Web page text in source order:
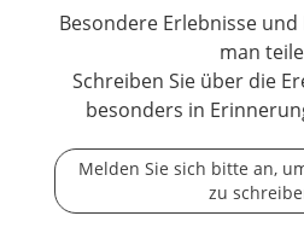
Besondere Erlebnisse
man
Schreiben Sie über die
besonders in
Melden Sie sich bitte an,
zu